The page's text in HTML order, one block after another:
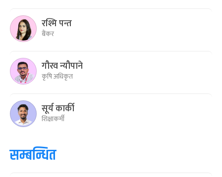
रश्मि पन्त
बैंकर
गौरव न्यौपाने
कृषि अधिकृत
सूर्य कार्की
शिक्षाकर्मी
सम्बन्धित